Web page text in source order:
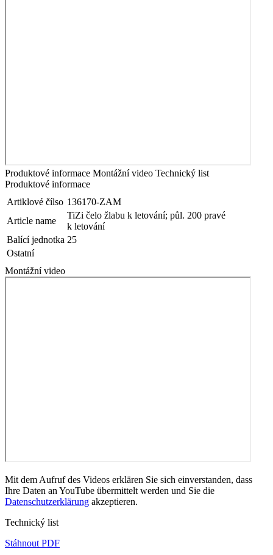
Produktové informace Montážní video Technický list
Produktové informace
Artiklové čílso 136170-ZAM
Article name
TiZi čelo žlabu k letování; půl. 200 pravé
k letování
Balící jednotka 25
Ostatní
Montážní video
Mit dem Aufruf des Videos erklären Sie sich einverstanden, dass
Ihre Daten an YouTube übermittelt werden und Sie die
Datenschutzerklärung akzeptieren.
Technický list
Stáhnout PDF